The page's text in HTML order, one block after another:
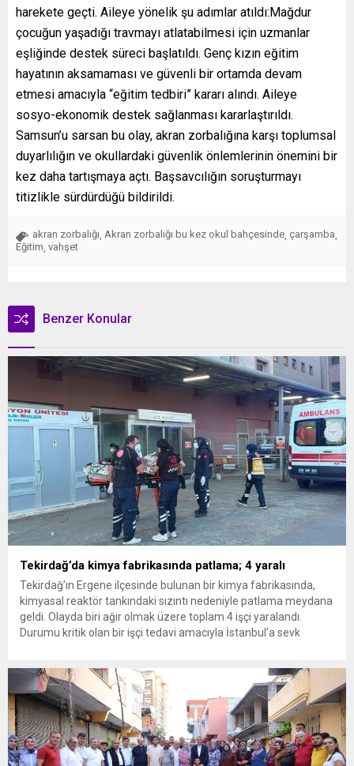
harekete geçti. Aileye yönelik şu adımlar atıldı:Mağdur
çocuğun yaşadığı travmayı atlatabilmesi için uzmanlar
eşliğinde destek süreci başlatıldı. Genç kızın eğitim
hayatının aksamaması ve güvenli bir ortamda devam
etmesi amacıyla “eğitim tedbiri” kararı alındı. Aileye
sosyo-ekonomik destek sağlanması kararlaştırıldı.
Samsun’u sarsan bu olay, akran zorbalığına karşı toplumsal
duyarlılığın ve okullardaki güvenlik önlemlerinin önemini bir
kez daha tartışmaya açtı. Başsavcılığın soruşturmayı
titizlikle sürdürdüğü bildirildi.
akran zorbalığı Akran zorbalığı bu kez okul bahçesinde çarşamba
Eğitim vahşet
Benzer Konular
Tekirdağ’da kimya fabrikasında patlama; 4 yaralı
Tekirdağ’ın Ergene ilçesinde bulunan bir kimya fabrikasında,
kimyasal reaktör tankındaki sızıntı nedeniyle patlama meydana
geldi. Olayda biri ağır olmak üzere toplam 4 işçi yaralandı.
Durumu kritik olan bir işçi tedavi amacıyla İstanbul’a sevk
ilçesine...